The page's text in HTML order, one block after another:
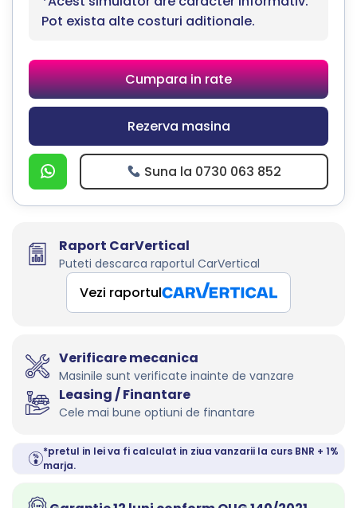
Pot exista alte costuri aditionale.
Cumpara in rate
Rezerva masina
Suna la 0730 063 852
Raport CarVertical
Puteti descarca raportul CarVertical
Vezi raportul
Verificare mecanica
Masinile sunt verificate inainte de vanzare
Leasing / Finantare
Cele mai bune optiuni de finantare
*pretul in lei va fi calculat in ziua vanzarii la curs BNR + 1%
marja.